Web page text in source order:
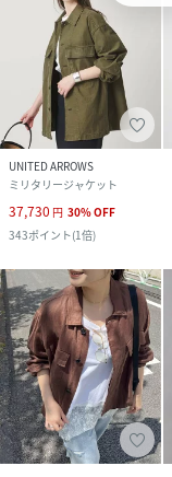
UNITED ARROWS
ミリタリージャケット
37,730 円 30%OFF
343ポイント(1倍)